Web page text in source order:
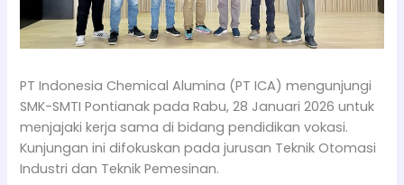
PT Indonesia Chemical Alumina (PT ICA) mengunjungi
SMK-SMTI Pontianak pada Rabu, 28 Januari 2026 untuk
menjajaki kerja sama di bidang pendidikan vokasi.
Kunjungan ini difokuskan pada jurusan Teknik Otomasi
Industri dan Teknik Pemesinan.